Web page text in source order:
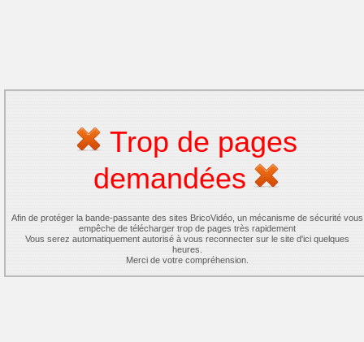
Trop de pages
demandées
Afin de protéger la bande-passante des sites BricoVidéo, un mécanisme de sécurité vous
empêche de télécharger trop de pages très rapidement
Vous serez automatiquement autorisé à vous reconnecter sur le site d'ici quelques
heures.
Merci de votre compréhension.